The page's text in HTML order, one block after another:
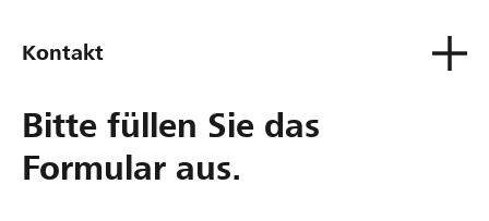
Kontakt
Bitte füllen Sie das
Formular aus.